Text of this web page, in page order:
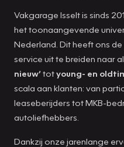
Vakgarage Isselt is sinds
het toonaangevende
Nederland. Dit heeft ons
service uit te breiden naar
nieuw’totyoung- en
scala aan klanten: van
leaseberijders tot MKB-
autoliefhebbers.
Dankzij onze jarenlange